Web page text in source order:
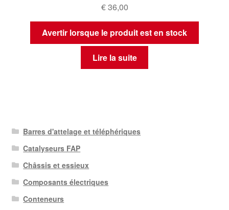
€36,00
Avertir lorsque le produit est en stock
Lire la suite
Barres d'attelage et téléphériques
Catalyseurs FAP
Châssis et essieux
Composants électriques
Conteneurs